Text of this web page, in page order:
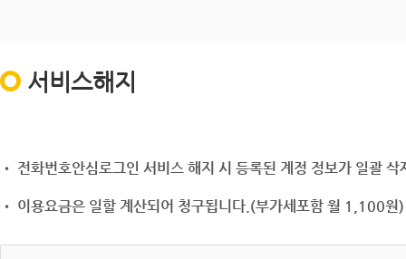
서비스해지
• 전화번호안심로그인 서비스 해지 시 등록된 계정 정보가 일괄
• 이용요금은 일할 계산되어 청구됩니다.(부가세포함 월 1,100원)